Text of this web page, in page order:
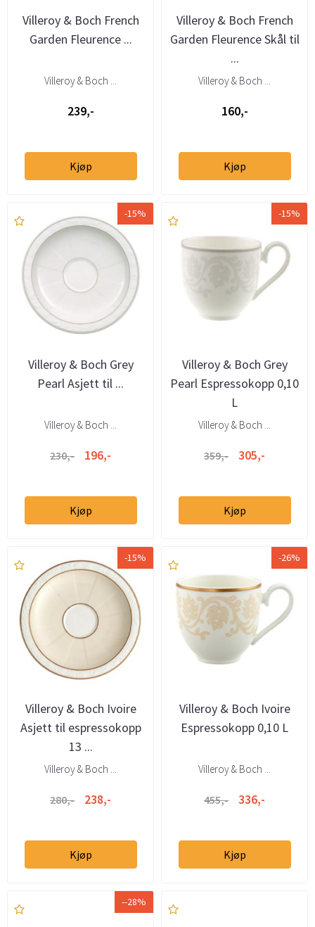
Villeroy & Boch French
Garden Fleurence ...
Villeroy & Boch ...
239,-
Kjøp
Villeroy & Boch French
Garden Fleurence Skål til
...
Villeroy & Boch ...
160,-
Kjøp
-15%
Villeroy & Boch Grey
Pearl Asjett til ...
Villeroy & Boch ...
230,- 196,-
Kjøp
-15%
Villeroy & Boch Grey
Pearl Espressokopp 0,10
L
Villeroy & Boch ...
359,- 305,-
Kjøp
-15%
Villeroy & Boch Ivoire
Asjett til espressokopp
13 ...
Villeroy & Boch ...
280,- 238,-
Kjøp
-26%
Villeroy & Boch Ivoire
Espressokopp 0,10 L
Villeroy & Boch ...
455,- 336,-
Kjøp
--28%